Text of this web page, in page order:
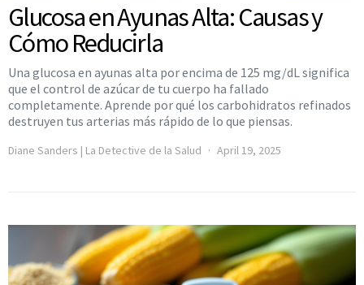
Glucosa en Ayunas Alta: Causas y
Cómo Reducirla
Una glucosa en ayunas alta por encima de 125 mg/dL significa
que el control de azúcar de tu cuerpo ha fallado
completamente. Aprende por qué los carbohidratos refinados
destruyen tus arterias más rápido de lo que piensas.
Diane Sanders | La Detective de la Salud April 19, 2025